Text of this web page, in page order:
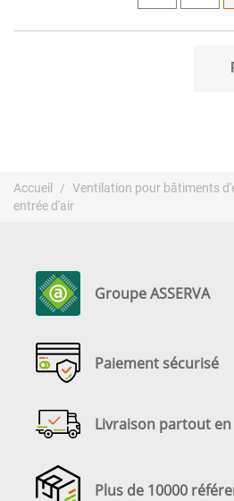
Accueil Ventilation pour bâtiments
entrée d'air
Groupe ASSERVA
Paiement sécurisé
Livraison partout en
Plus de 10000